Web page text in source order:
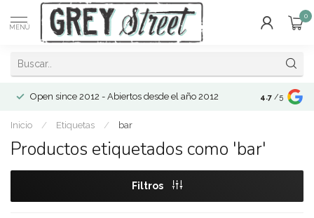
MENÚ
0
Open since 2012 - Abiertos desde el año 2012 4.7 /5
Inicio / Etiquetas / bar
Productos etiquetados como 'bar'
Filtros